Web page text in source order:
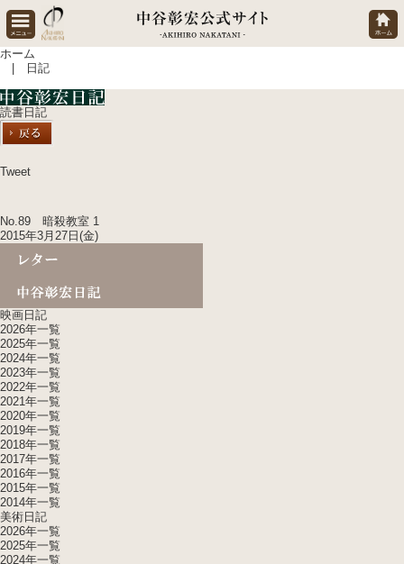
ホーム
| 日記
読書日記
Tweet
No.89 暗殺教室 1
2015年3月27日(金)
映画日記
2026年一覧
2025年一覧
2024年一覧
2023年一覧
2022年一覧
2021年一覧
2020年一覧
2019年一覧
2018年一覧
2017年一覧
2016年一覧
2015年一覧
2014年一覧
美術日記
2026年一覧
2025年一覧
2024年一覧